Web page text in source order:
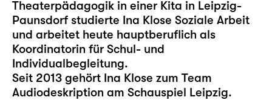
Theaterpädagogik in einer Kita in Leipzig-
Paunsdorf studierte Ina Klose Soziale Arbeit
und arbeitet heute hauptberuflich als
Koordinatorin für Schul- und
Individualbegleitung.
Seit 2013 gehört Ina Klose zum Team
Audiodeskription am Schauspiel Leipzig.